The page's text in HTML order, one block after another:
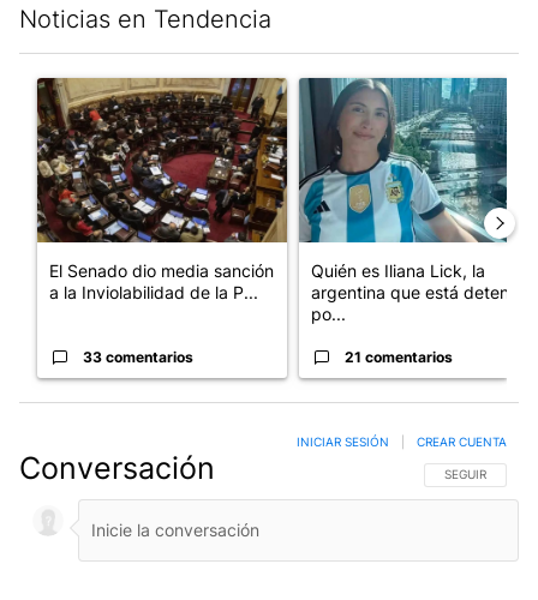
Noticias en Tendencia
Un artículo de tendencia con el título "El Senado dio media
El Senado dio media sanción
a la Inviolabilidad de la P...
33 comentarios
Un artículo de tendencia con
Quién es Iliana Lick, la
argentina que está detenida
po...
21 comentarios
Conversación SIGA ESTA
SEGUIR
INICIAR SESIÓN CREAR CUENTA